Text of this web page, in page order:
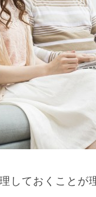
しておくことが